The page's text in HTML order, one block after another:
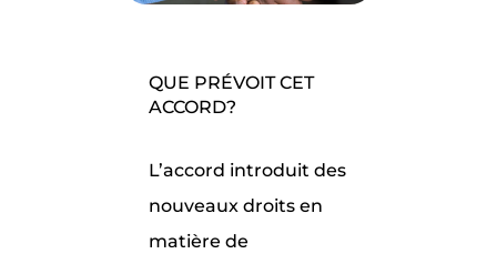
QUE PRÉVOIT CET
ACCORD?
L’accord introduit des
nouveaux droits en
matière de